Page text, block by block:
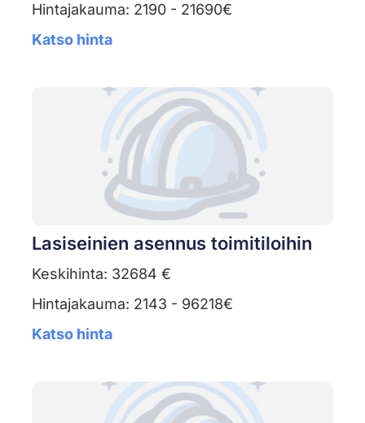
Hintajakauma: 2190 - 21690€
Katso hinta
Lasiseinien asennus toimitiloihin
Keskihinta: 32684 €
Hintajakauma: 2143 - 96218€
Katso hinta